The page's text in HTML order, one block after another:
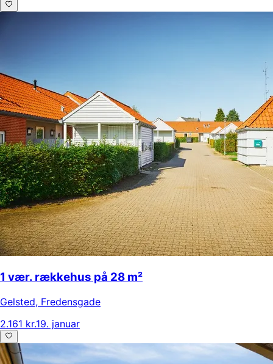
1 vær. rækkehus på 28 m²
Gelsted, Fredensgade
2.161 kr.19. januar